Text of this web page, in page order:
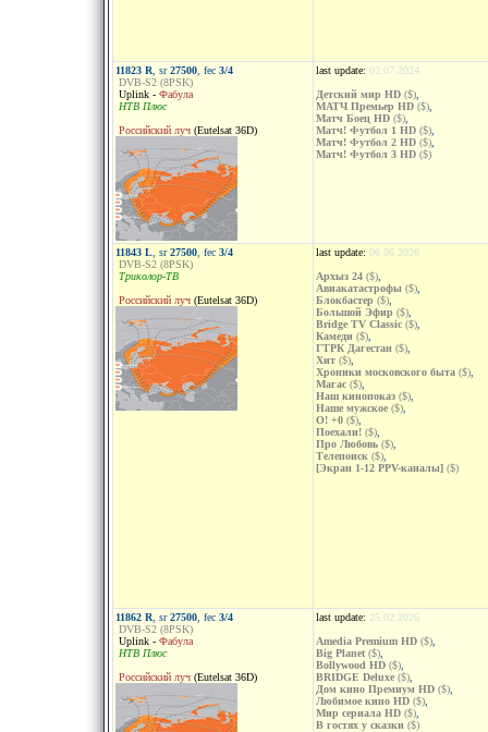
11823 R , sr27500 , fec 3/4
DVB-S2 (8PSK)
Uplink - Фабула
НТВ Плюс
Российский луч (Eutelsat 36D)
last update: 02.07.2024
Детский мир HD ($)
МАТЧ Премьер HD ($)
Матч Боец HD ($)
Матч! Футбол 1 HD ($)
Матч! Футбол 2 HD ($)
Матч! Футбол 3 HD ($)
11843 L , sr27500 , fec 3/4
DVB-S2 (8PSK)
Триколор-ТВ
Российский луч (Eutelsat 36D)
last update: 06.06.2026
Архыз 24 ($)
Авиакатастрофы ($)
Блокбастер ($)
Большой Эфир ($)
Bridge TV Classic ($)
Камеди ($)
ГТРК Дагестан ($)
Хит ($)
Хроники московского быта ($)
Магас ($)
Наш кинопоказ ($)
Наше мужское ($)
О! +0 ($)
Поехали! ($)
Про Любовь ($)
Телепоиск ($)
[Экран 1-12 PPV-каналы] ($)
11862 R , sr27500 , fec 3/4
DVB-S2 (8PSK)
Uplink - Фабула
НТВ Плюс
Российский луч (Eutelsat 36D)
last update: 25.02.2026
Amedia Premium HD ($)
Big Planet ($)
Bollywood HD ($)
BRIDGE Deluxe ($)
Дом кино Премиум HD ($)
Любимое кино HD ($)
Мир сериала HD ($)
В гостях у сказки ($)